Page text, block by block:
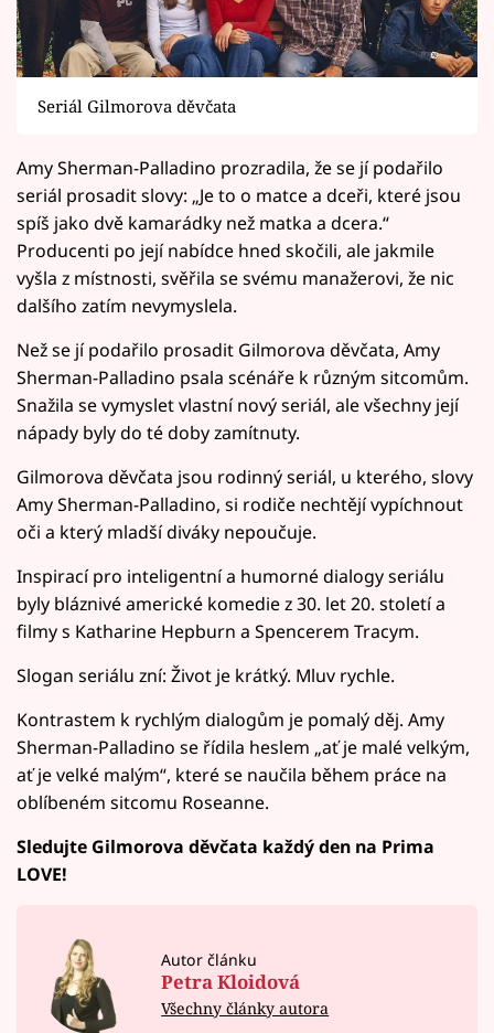
Seriál Gilmorova děvčata
Amy Sherman-Palladino prozradila, že se jí podařilo
seriál prosadit slovy: „Je to o matce a dceři, které jsou
spíš jako dvě kamarádky než matka a dcera.“
Producenti po její nabídce hned skočili, ale jakmile
vyšla z místnosti, svěřila se svému manažerovi, že nic
dalšího zatím nevymyslela.
Než se jí podařilo prosadit Gilmorova děvčata, Amy
Sherman-Palladino psala scénáře k různým sitcomům.
Snažila se vymyslet vlastní nový seriál, ale všechny její
nápady byly do té doby zamítnuty.
Gilmorova děvčata jsou rodinný seriál, u kterého, slovy
Amy Sherman-Palladino, si rodiče nechtějí vypíchnout
oči a který mladší diváky nepoučuje.
Inspirací pro inteligentní a humorné dialogy seriálu
byly bláznivé americké komedie z 30. let 20. století a
filmy s Katharine Hepburn a Spencerem Tracym.
Slogan seriálu zní: Život je krátký. Mluv rychle.
Kontrastem k rychlým dialogům je pomalý děj. Amy
Sherman-Palladino se řídila heslem „ať je malé velkým,
ať je velké malým“, které se naučila během práce na
oblíbeném sitcomu Roseanne.
Sledujte Gilmorova děvčata každý den na Prima
LOVE!
Autor článku
Petra Kloidová
Všechny články autora